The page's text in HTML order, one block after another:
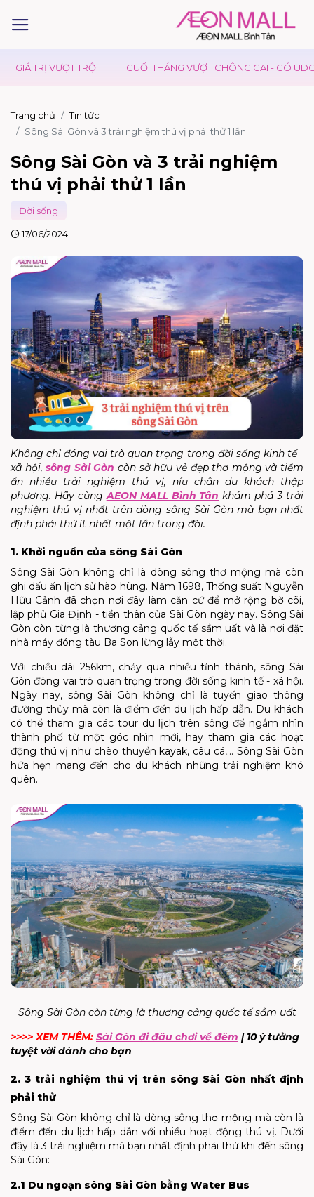
TRỊ VƯỢT TRỘI CUỐI THÁNG VƯỢT CHÔNG GAI - CÓ UDON
Trang chủ
Tin tức
Sông Sài Gòn và 3 trải nghiệm thú vị phải thử 1 lần
Sông Sài Gòn và 3 trải nghiệm
thú vị phải thử 1 lần
Đời sống
17/06/2024
Không chỉ đóng vai trò quan trọng trong đời sống kinh tế -
xã hội,sông Sài Gòn còn sở hữu vẻ đẹp thơ mộng và tiềm
ẩn nhiều trải nghiệm thú vị, níu chân du khách thập
phương. Hãy cùngAEON MALL Bình Tân khám phá 3 trải
nghiệm thú vị nhất trên dòng sông Sài Gòn mà bạn nhất
định phải thử ít nhất một lần trong đời.
1. Khởi nguồn của sông Sài Gòn
Sông Sài Gòn không chỉ là dòng sông thơ mộng mà còn
ghi dấu ấn lịch sử hào hùng. Năm 1698, Thống suất Nguyễn
Hữu Cảnh đã chọn nơi đây làm căn cứ để mở rộng bờ cõi,
lập phủ Gia Định - tiền thân của Sài Gòn ngày nay. Sông Sài
Gòn còn từng là thương cảng quốc tế sầm uất và là nơi đặt
nhà máy đóng tàu Ba Son lừng lẫy một thời.
Với chiều dài 256km, chảy qua nhiều tỉnh thành, sông Sài
Gòn đóng vai trò quan trọng trong đời sống kinh tế - xã hội.
Ngày nay, sông Sài Gòn không chỉ là tuyến giao thông
đường thủy mà còn là điểm đến du lịch hấp dẫn. Du khách
có thể tham gia các tour du lịch trên sông để ngắm nhìn
thành phố từ một góc nhìn mới, hay tham gia các hoạt
động thú vị như chèo thuyền kayak, câu cá,... Sông Sài Gòn
hứa hẹn mang đến cho du khách những trải nghiệm khó
quên.
Sông Sài Gòn còn từng là thương cảng quốc tế sầm uất
>>>> XEM THÊM: Sài Gòn đi đâu chơi về đêm | 10 ý tưởng
tuyệt vời dành cho bạn
2. 3 trải nghiệm thú vị trên sông Sài Gòn nhất định
phải thử
Sông Sài Gòn không chỉ là dòng sông thơ mộng mà còn là
điểm đến du lịch hấp dẫn với nhiều hoạt động thú vị. Dưới
đây là 3 trải nghiệm mà bạn nhất định phải thử khi đến sông
Sài Gòn:
2.1 Du ngoạn sông Sài Gòn bằng Water Bus